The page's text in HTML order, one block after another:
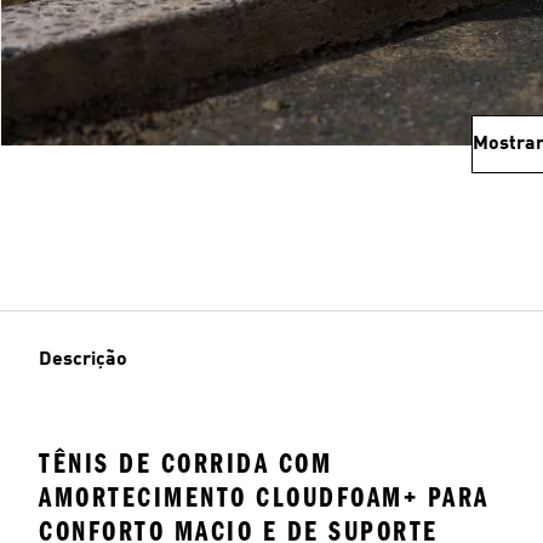
Descrição
TÊNIS DE CORRIDA COM
AMORTECIMENTO CLOUDFOAM+ PARA
CONFORTO MACIO E DE SUPORTE